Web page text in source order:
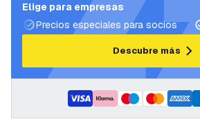
Elige para empresas
Precios especiales para socios
Descubre más